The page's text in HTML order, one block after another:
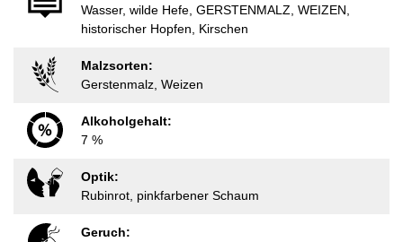
Wasser, wilde Hefe, GERSTENMALZ, WEIZEN,
historischer Hopfen, Kirschen
Malzsorten:
Gerstenmalz, Weizen
Alkoholgehalt:
7 %
Optik:
Rubinrot, pinkfarbener Schaum
Geruch: